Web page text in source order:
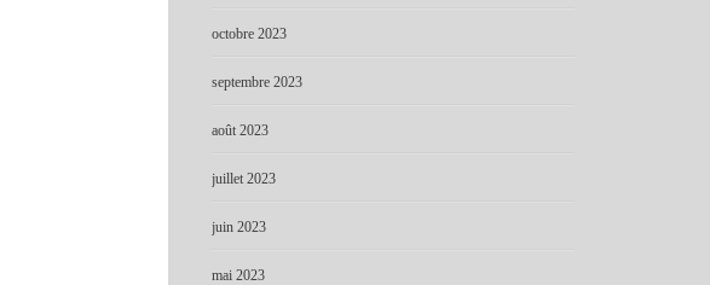
octobre 2023
septembre 2023
août 2023
juillet 2023
juin 2023
mai 2023